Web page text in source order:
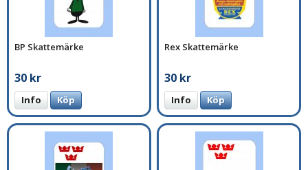
BP Skattemärke
30 kr
Info Köp
Rex Skattemärke
30 kr
Info Köp